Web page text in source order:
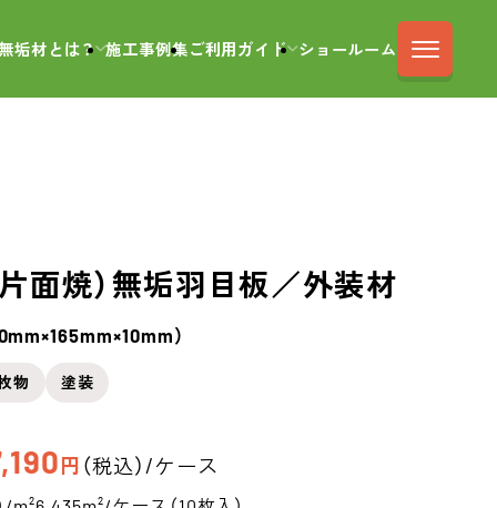
垢材とは？ 施工事例集 ご利用ガイド ショールーム
面焼） 無垢羽目板／外装材
）
物 塗装
円 （税込）/ケース